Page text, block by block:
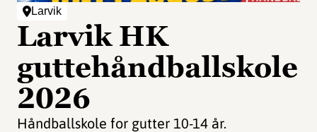
Larvik
Larvik HK
guttehåndballskole
2026
Håndballskole for gutter 10-14 år.